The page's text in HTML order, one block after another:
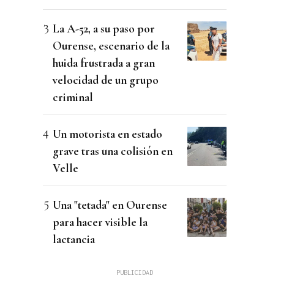
La A-52, a su paso por
Ourense, escenario de la
huida frustrada a gran
velocidad de un grupo
criminal
Un motorista en estado
grave tras una colisión en
Velle
Una "tetada" en Ourense
para hacer visible la
lactancia